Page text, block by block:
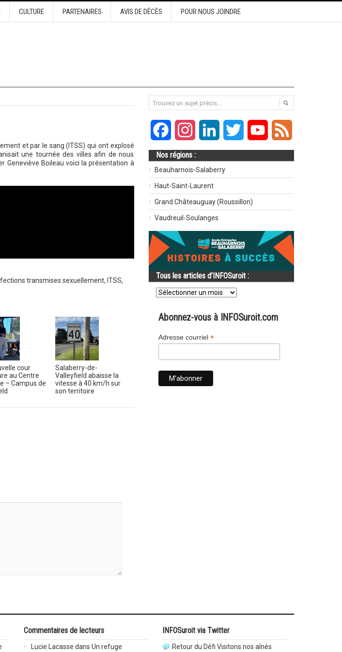
CULTURE PARTENAIRES AVIS DE DÉCÈS POUR NOUS JOINDRE
et par le sang (ITSS) qui ont explosé
une tournée des villes afin de nous
Geneviève Boileau voici la présentation à
transmises sexuellement, ITSS,
cour
au Centre
– Campus de
Salaberry-de-
Valleyfield abaisse la
vitesse à 40 km/h sur
son territoire
FacebookInstagramLinkedIn Twitter YouTube
Nos régions :
Beauharnois-Salaberry
Haut-Saint-Laurent
Grand Châteauguay (Roussillon)
Vaudreuil-Soulanges
Tous les articles d’INFOSuroit :
Tous
les
d’INFOSuroit
Abonnez-vous à INFOSuroit.com
Adresse courriel *
Commentaires de lecteurs
Lucie Lacasse dans Un refuge
INFOSuroit via Twitter
Retour du Défi Visitons nos aînés